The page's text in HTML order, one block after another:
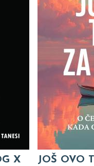
X
JOŠ OVO